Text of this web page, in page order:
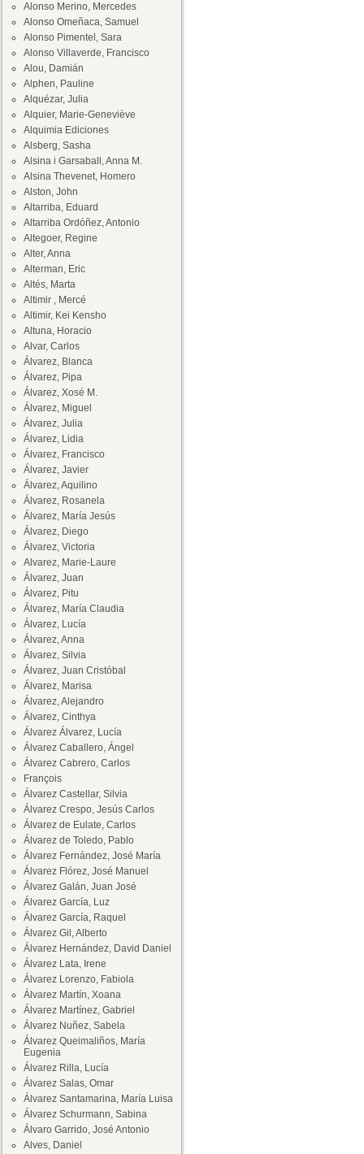
Alonso Merino, Mercedes
Alonso Omeñaca, Samuel
Alonso Pimentel, Sara
Alonso Villaverde, Francisco
Alou, Damián
Alphen, Pauline
Alquézar, Julia
Alquier, Marie-Geneviève
Alquimia Ediciones
Alsberg, Sasha
Alsina i Garsaball, Anna M.
Alsina Thevenet, Homero
Alston, John
Altarriba, Eduard
Altarriba Ordóñez, Antonio
Altegoer, Regine
Alter, Anna
Alterman, Eric
Altés, Marta
Altimir , Mercé
Altimir, Kei Kensho
Altuna, Horacio
Alvar, Carlos
Álvarez, Blanca
Álvarez, Pipa
Álvarez, Xosé M.
Álvarez, Miguel
Álvarez, Julia
Álvarez, Lidia
Álvarez, Francisco
Álvarez, Javier
Álvarez, Aquilino
Álvarez, Rosanela
Álvarez, María Jesús
Álvarez, Diego
Álvarez, Victoria
Alvarez, Marie-Laure
Álvarez, Juan
Álvarez, Pitu
Álvarez, María Claudia
Álvarez, Lucía
Álvarez, Anna
Álvarez, Silvia
Álvarez, Juan Cristóbal
Álvarez, Marisa
Álvarez, Alejandro
Álvarez, Cinthya
Álvarez Álvarez, Lucía
Álvarez Caballero, Ángel
Álvarez Cabrero, Carlos
François
Álvarez Castellar, Silvia
Álvarez Crespo, Jesús Carlos
Álvarez de Eulate, Carlos
Álvarez de Toledo, Pablo
Álvarez Fernández, José María
Álvarez Flórez, José Manuel
Álvarez Galán, Juan José
Álvarez García, Luz
Álvarez García, Raquel
Álvarez Gil, Alberto
Álvarez Hernández, David Daniel
Álvarez Lata, Irene
Álvarez Lorenzo, Fabiola
Álvarez Martín, Xoana
Álvarez Martínez, Gabriel
Álvarez Nuñez, Sabela
Álvarez Queimaliños, María
Eugenia
Álvarez Rilla, Lucía
Álvarez Salas, Omar
Álvarez Santamarina, María Luisa
Álvarez Schurmann, Sabina
Álvaro Garrido, José Antonio
Alves, Daniel